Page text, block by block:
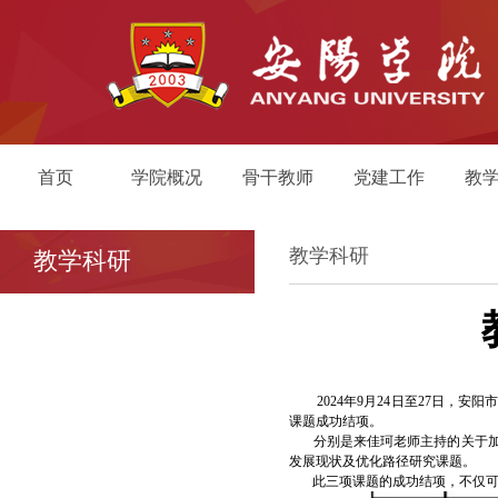
首页 学院概况 骨干教师 党建工作 教
教学科研 教学科研
2024年9月24日至27日，安阳市
课题成功结项。
分别是来佳珂老师主持的关于加
发展现状及优化路径研究课题。
此三项课题的成功结项，不仅可